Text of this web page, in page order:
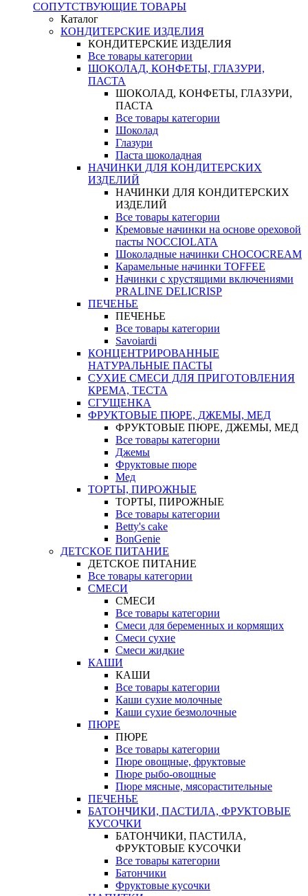
СОПУТСТВУЮЩИЕ ТОВАРЫ
Каталог
КОНДИТЕРСКИЕ ИЗДЕЛИЯ
КОНДИТЕРСКИЕ ИЗДЕЛИЯ
Все товары категории
ШОКОЛАД, КОНФЕТЫ, ГЛАЗУРИ,
ПАСТА
ШОКОЛАД, КОНФЕТЫ, ГЛАЗУРИ,
ПАСТА
Все товары категории
Шоколад
Глазури
Паста шоколадная
НАЧИНКИ ДЛЯ КОНДИТЕРСКИХ
ИЗДЕЛИЙ
НАЧИНКИ ДЛЯ КОНДИТЕРСКИХ
ИЗДЕЛИЙ
Все товары категории
Кремовые начинки на основе ореховой
пасты NOCCIOLATA
Шоколадные начинки CHOCOCREAM
Карамельные начинки TOFFEE
Начинки с хрустящими включениями
PRALINE DELICRISP
ПЕЧЕНЬЕ
ПЕЧЕНЬЕ
Все товары категории
Savoiardi
КОНЦЕНТРИРОВАННЫЕ
НАТУРАЛЬНЫЕ ПАСТЫ
СУХИЕ СМЕСИ ДЛЯ ПРИГОТОВЛЕНИЯ
КРЕМА, ТЕСТА
СГУЩЕНКА
ФРУКТОВЫЕ ПЮРЕ, ДЖЕМЫ, МЕД
ФРУКТОВЫЕ ПЮРЕ, ДЖЕМЫ, МЕД
Все товары категории
Джемы
Фруктовые пюре
Мед
ТОРТЫ, ПИРОЖНЫЕ
ТОРТЫ, ПИРОЖНЫЕ
Все товары категории
Betty's cake
BonGenie
ДЕТСКОЕ ПИТАНИЕ
ДЕТСКОЕ ПИТАНИЕ
Все товары категории
СМЕСИ
СМЕСИ
Все товары категории
Смеси для беременных и кормящих
Смеси сухие
Смеси жидкие
КАШИ
КАШИ
Все товары категории
Каши сухие молочные
Каши сухие безмолочные
ПЮРЕ
ПЮРЕ
Все товары категории
Пюре овощные, фруктовые
Пюре рыбо-овощные
Пюре мясные, мясорастительные
ПЕЧЕНЬЕ
БАТОНЧИКИ, ПАСТИЛА, ФРУКТОВЫЕ
КУСОЧКИ
БАТОНЧИКИ, ПАСТИЛА,
ФРУКТОВЫЕ КУСОЧКИ
Все товары категории
Батончики
Фруктовые кусочки